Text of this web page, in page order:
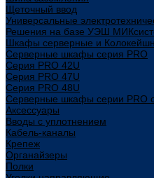
Щеточный ввод
Универсальные
Решения на базе УЭШ
Шкафы серверные и Колокейшн
Серверные шкафы серия PRO
Серия PRO 42U
Серия PRO 47U
Серия PRO 48U
Серверные шкафы серии PRO
Аксессуары
Вводы с уплотнением
Кабель-каналы
Крепеж
Органайзеры
Полки